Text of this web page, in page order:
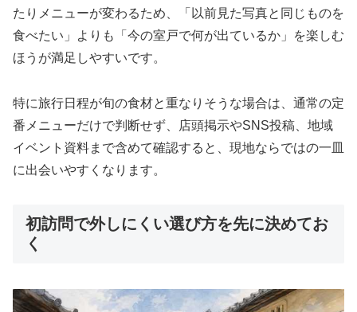
たりメニューが変わるため、「以前見た写真と同じものを
食べたい」よりも「今の室戸で何が出ているか」を楽しむ
ほうが満足しやすいです。
特に旅行日程が旬の食材と重なりそうな場合は、通常の定
番メニューだけで判断せず、店頭掲示やSNS投稿、地域
イベント資料まで含めて確認すると、現地ならではの一皿
に出会いやすくなります。
初訪問で外しにくい選び方を先に決めてお
く